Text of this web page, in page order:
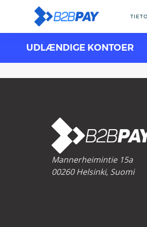
UDLÆNDIGE KONTOER
Mannerheimintie 15a
00260 Helsinki, Suomi